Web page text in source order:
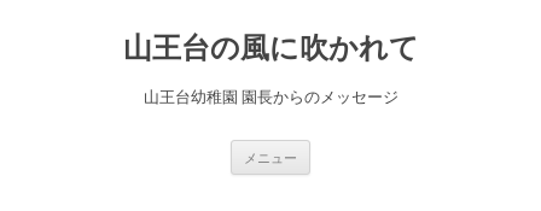
山王台の風に吹かれて
山王台幼稚園 園長からのメッセージ
メニュー